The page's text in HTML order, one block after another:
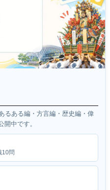
るある編・方言編・歴史編・偉
開中です。
10問